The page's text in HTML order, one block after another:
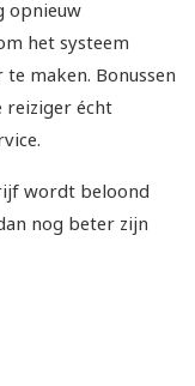
opnieuw
het systeem
maken. Bonussen
reiziger écht
wordt beloond
nog beter zijn